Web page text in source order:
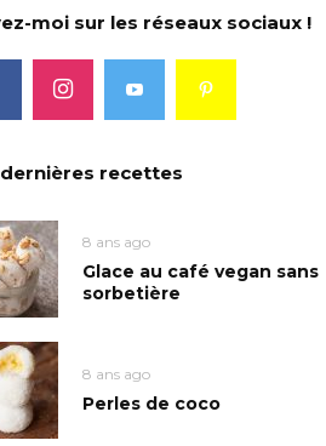
moi sur les réseaux sociaux !
recettes
8 ans ago
Glace au café vegan sans
sorbetière
8 ans ago
Perles de coco